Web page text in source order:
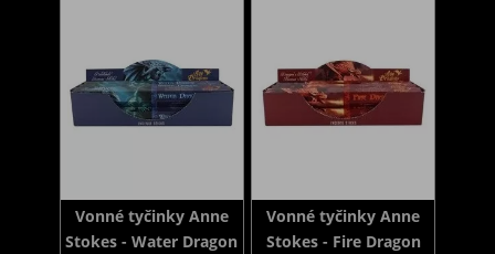
Vonné tyčinky Anne
Stokes - Water Dragon
Vonné tyčinky Anne
Stokes - Fire Dragon